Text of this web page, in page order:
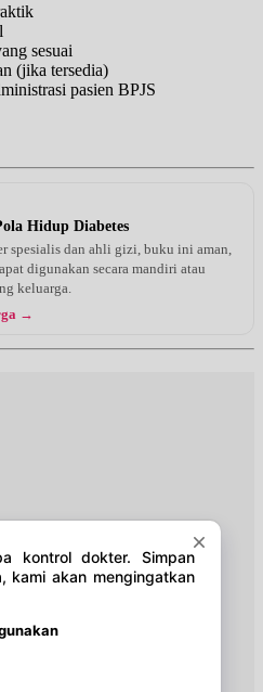
sesuai
(jika tersedia)
pasien BPJS
Hidup Diabetes
spesialis dan ahli gizi, buku ini aman,
digunakan secara mandiri atau
keluarga.
→